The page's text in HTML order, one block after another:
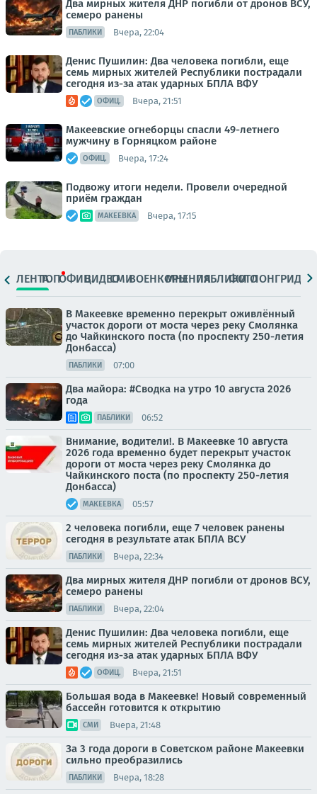
Два мирных жителя ДНР погибли от дронов ВСУ,
семеро ранены
ПАБЛИКИ Вчера, 22:04
Денис Пушилин: Два человека погибли, еще
семь мирных жителей Республики пострадали
сегодня из-за атак ударных БПЛА ВФУ
ОФИЦ. Вчера, 21:51
Макеевские огнеборцы спасли 49-летнего
мужчину в Горняцком районе
ОФИЦ. Вчера, 17:24
Подвожу итоги недели. Провели очередной
приём граждан
МАКЕЕВКА Вчера, 17:15
ЛЕНТАТОПОФИЦ.ВИДЕОСМИВОЕНКОРЫМНЕНИЯПАБЛИКИ
ФОТОЛОНГРИДЫ
В Макеевке временно перекрыт оживлённый
участок дороги от моста через реку Смолянка
до Чайкинского поста (по проспекту 250-летия
Донбасса)
ПАБЛИКИ 07:00
Два майора: #Сводка на утро 10 августа 2026
года
ПАБЛИКИ 06:52
Внимание, водители!. В Макеевке 10 августа
2026 года временно будет перекрыт участок
дороги от моста через реку Смолянка до
Чайкинского поста (по проспекту 250-летия
Донбасса)
МАКЕЕВКА 05:57
2 человека погибли, еще 7 человек ранены
сегодня в результате атак БПЛА ВСУ
ПАБЛИКИ Вчера, 22:34
Два мирных жителя ДНР погибли от дронов ВСУ,
семеро ранены
ПАБЛИКИ Вчера, 22:04
Денис Пушилин: Два человека погибли, еще
семь мирных жителей Республики пострадали
сегодня из-за атак ударных БПЛА ВФУ
ОФИЦ. Вчера, 21:51
Большая вода в Макеевке! Новый современный
бассейн готовится к открытию
СМИ Вчера, 21:48
За 3 года дороги в Советском районе Макеевки
сильно преобразились
ПАБЛИКИ Вчера, 18:28